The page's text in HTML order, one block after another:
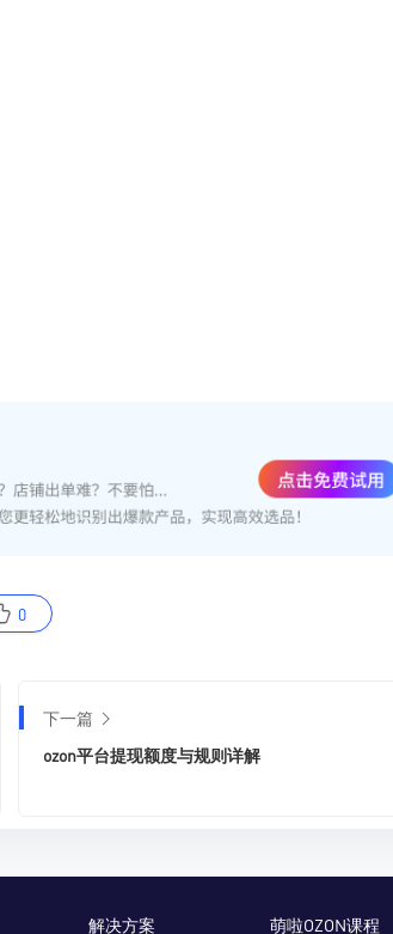
0
下一篇
ozon平台提现额度与规则详解
解决方案 萌啦OZON课程